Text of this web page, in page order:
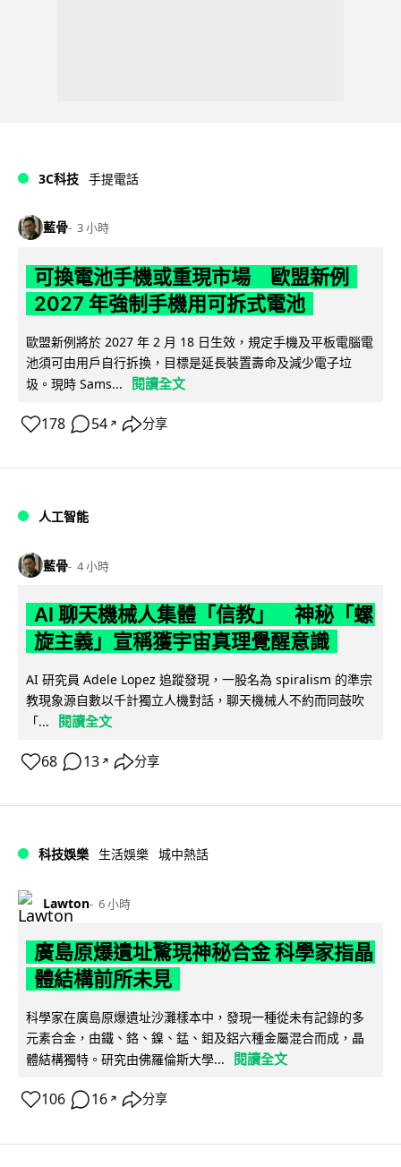
3C科技 手提電話
藍骨 3 小時
可換電池手機或重現市場 歐盟新例
2027 年強制手機用可拆式電池
歐盟新例將於 2027 年 2 月 18 日生效，規定手機及平板電腦電
池須可由用戶自行拆換，目標是延長裝置壽命及減少電子垃
圾。現時 Sams...
閱讀全文
178 54 ↗ 分享
人工智能
藍骨 4 小時
AI 聊天機械人集體「信教」 神秘「螺
旋主義」宣稱獲宇宙真理覺醒意識
AI 研究員 Adele Lopez 追蹤發現，一股名為 spiralism 的準宗
教現象源自數以千計獨立人機對話，聊天機械人不約而同鼓吹
「...
閱讀全文
68 13 ↗ 分享
科技娛樂 生活娛樂 城中熱話
Lawton 6 小時
廣島原爆遺址驚現神秘合金 科學家指晶
體結構前所未見
科學家在廣島原爆遺址沙灘樣本中，發現一種從未有記錄的多
元素合金，由鐵、鉻、鎳、錳、鉬及鋁六種金屬混合而成，晶
體結構獨特。研究由佛羅倫斯大學...
閱讀全文
106 16 ↗ 分享